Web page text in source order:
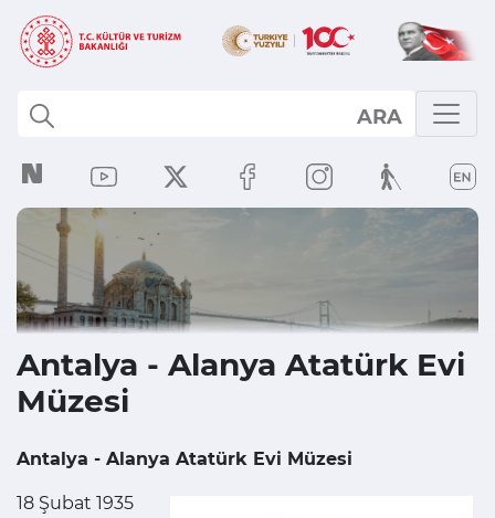
ARA
Antalya - Alanya Atatürk Evi
Müzesi
Antalya - Alanya Atatürk Evi Müzesi
18 Şubat 1935